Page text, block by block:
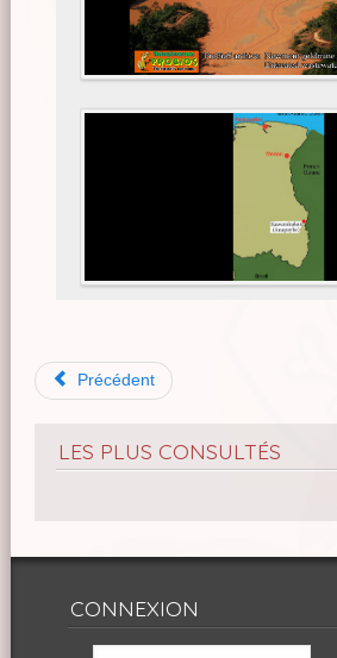
Précédent
LES PLUS CONSULTÉS
CONNEXION